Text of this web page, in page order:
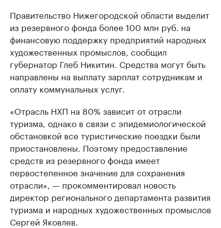
Правительство Нижегородской области выделит
из резервного фонда более 100 млн руб. на
финансовую поддержку предприятий народных
художественных промыслов, сообщил
губернатор Глеб Никитин. Средства могут быть
направлены на выплату зарплат сотрудникам и
оплату коммунальных услуг.
«Отрасль НХП на 80% зависит от отрасли
туризма, однако в связи с эпидемиологической
обстановкой все туристические поездки были
приостановлены. Поэтому предоставление
средств из резервного фонда имеет
первостепенное значение для сохранения
отрасли», — прокомментировал новость
директор регионального департамента развития
туризма и народных художественных промыслов
Сергей Яковлев.